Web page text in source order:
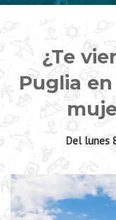
¿Te
Puglia
Del lunes